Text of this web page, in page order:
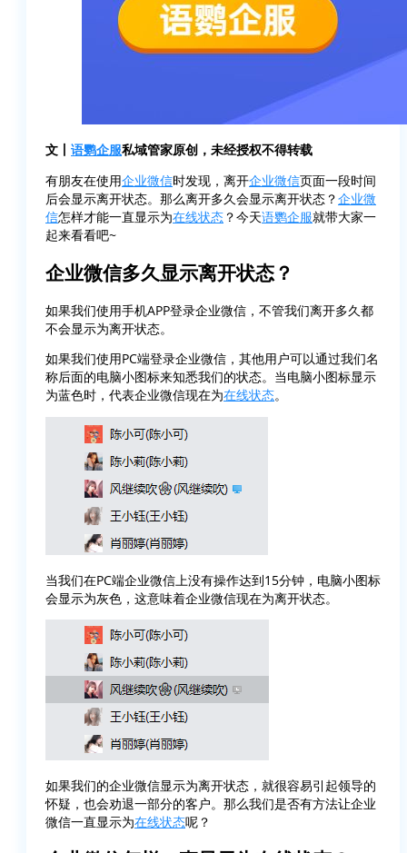
文丨 语鹦企服私域管家原创，未经授权不得转载
有朋友在使用企业微信时发现，离开企业微信页面一段时间
后会显示离开状态。那么离开多久会显示离开状态？企业微
信怎样才能一直显示为在线状态 ？今天语鹦企服就带大家一
起来看看吧~
企业微信多久显示离开状态？
如果我们使用手机APP登录企业微信，不管我们离开多久都
不会显示为离开状态。
如果我们使用PC端登录企业微信，其他用户可以通过我们名
称后面的电脑小图标来知悉我们的状态。当电脑小图标显示
为蓝色时，代表企业微信现在为在线状态。
当我们在PC端企业微信上没有操作达到15分钟，电脑小图标
会显示为灰色，这意味着企业微信现在为离开状态。
如果我们的企业微信显示为离开状态，就很容易引起领导的
怀疑，也会劝退一部分的客户。那么我们是否有方法让企业
微信一直显示为在线状态呢？